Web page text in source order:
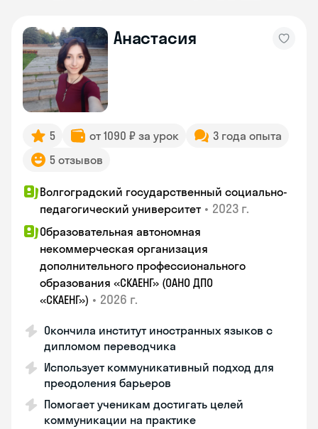
Анастасия
5 от 1090 ₽ за урок
3 года опыта
5 отзывов
Волгоградский государственный социально-
педагогический университет • 2023 г.
Образовательная автономная
некоммерческая организация
дополнительного профессионального
образования «СКАЕНГ» (ОАНО ДПО
«СКАЕНГ») • 2026 г.
Окончила институт иностранных языков с
дипломом переводчика
Использует коммуникативный подход для
преодоления барьеров
Помогает ученикам достигать целей
коммуникации на практике